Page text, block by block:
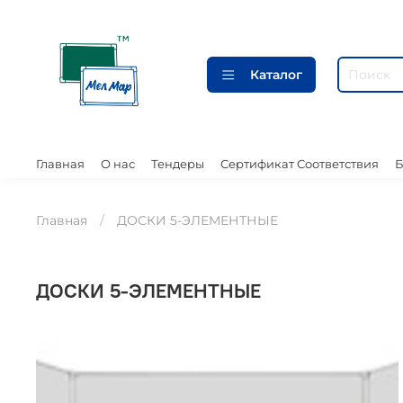
Каталог
Главная О нас Тендеры Сертификат Соответствия
Главная ДОСКИ 5-ЭЛЕМЕНТНЫЕ
ДОСКИ 5-ЭЛЕМЕНТНЫЕ